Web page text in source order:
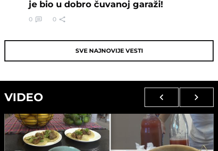
je bio u dobro čuvanoj garaži!
0 0
SVE NAJNOVIJE VESTI
VIDEO